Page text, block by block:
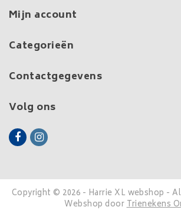
Mijn account
Categorieën
Contactgegevens
Volg ons
Copyright © 2026 - Harrie XL webshop -
Webshop doorTrienekens